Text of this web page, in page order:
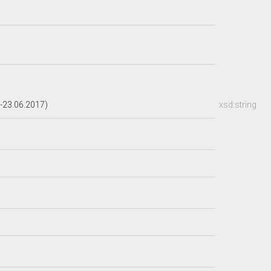
xsd:string
23.06.2017)